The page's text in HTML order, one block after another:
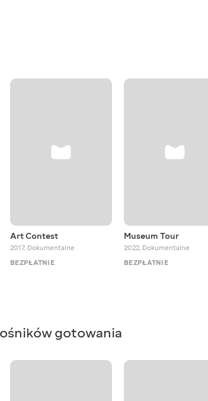
Art Contest
2017, Dokumentalne
BEZPŁATNIE
Museum Tour
2022, Dokumentalne
BEZPŁATNIE
gotowania